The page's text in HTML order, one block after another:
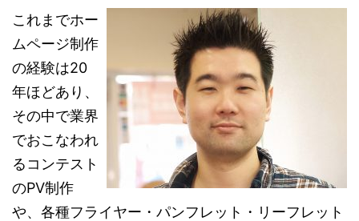
これまでホー
ムページ制作
の経験は20
年ほどあり、
その中で業界
でおこなわれ
るコンテスト
のPV制作
や、各種フライヤー・パンフレット・リーフレット